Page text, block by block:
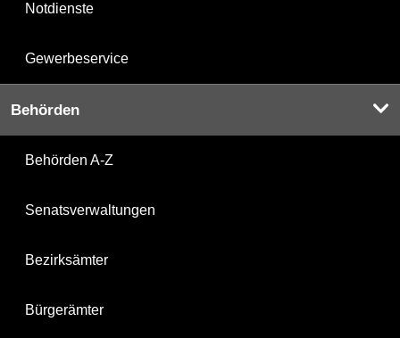
Notdienste
Gewerbeservice
Behörden
Behörden A-Z
Senatsverwaltungen
Bezirksämter
Bürgerämter